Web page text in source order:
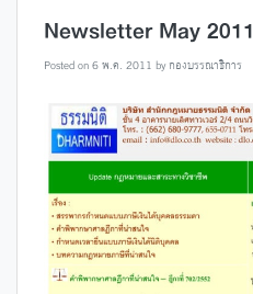
Newsletter May 2011
Posted on6 พ.ค. 2011 byกองบรรณาธิการ